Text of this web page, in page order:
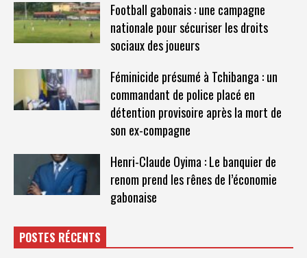
Football gabonais : une campagne
nationale pour sécuriser les droits
sociaux des joueurs
Féminicide présumé à Tchibanga : un
commandant de police placé en
détention provisoire après la mort de
son ex-compagne
Henri-Claude Oyima : Le banquier de
renom prend les rênes de l’économie
gabonaise
POSTES RÉCENTS